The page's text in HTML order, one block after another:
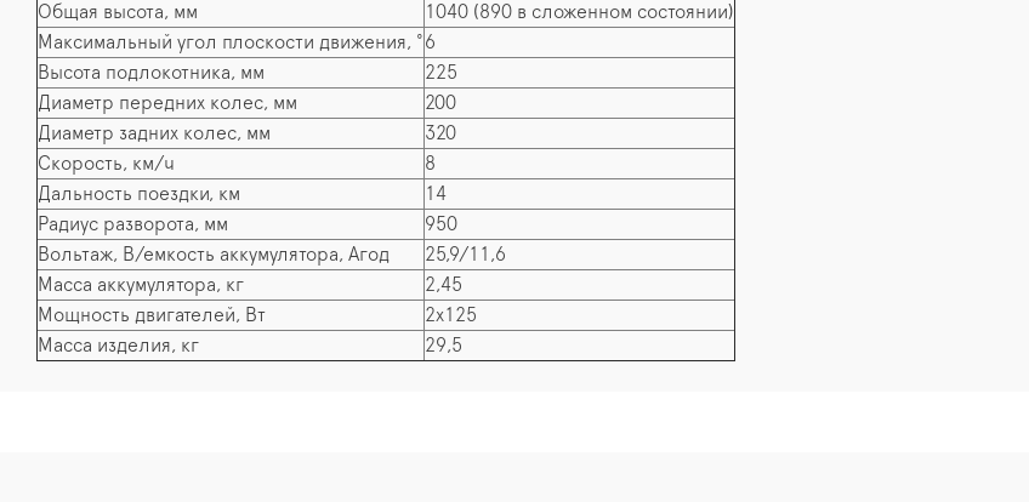
Общая высота, мм
1040 (890 в сложенном состоянии)
Максимальный угол плоскости движения, °6
Высота подлокотника, мм
225
Диаметр передних колес, мм
200
Диаметр задних колес, мм
320
Скорость, км/ч
8
Дальность поездки, км
14
Радиус разворота, мм
950
Вольтаж, В/емкость аккумулятора, Агод
25,9/11,6
Масса аккумулятора, кг
2,45
Мощность двигателей, Вт
2х125
Масса изделия, кг
29,5